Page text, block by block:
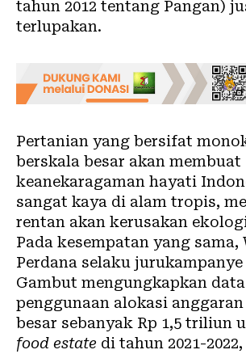
tahun 2012 tentang Pangan)
terlupakan.
Pertanian yang bersifat
berskala besar akan membuat
keanekaragaman hayati
sangat kaya di alam tropis,
rentan akan kerusakan
Pada kesempatan yang sama,
Perdana selaku
Gambut mengungkapkan
penggunaan alokasi
besar sebanyak Rp 1,5 triliun
food estate di tahun 2021-